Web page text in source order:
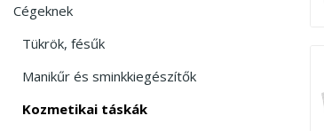
Cégeknek
Tükrök, fésűk
Manikűr és sminkkiegészítők
Kozmetikai táskák